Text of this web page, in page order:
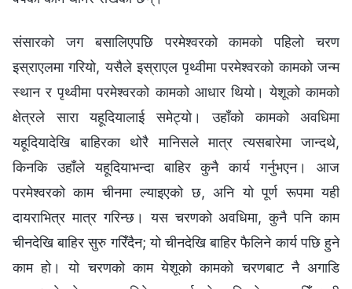
संसारको जग बसालिएपछि परमेश्‍वरको कामको पहिलो चरण
इस्राएलमा गरियो, यसैले इस्राएल पृथ्वीमा परमेश्‍वरको कामको जन्म
स्थान र पृथ्वीमा परमेश्‍वरको कामको आधार थियो। येशूको कामको
क्षेत्रले सारा यहूदियालाई समेट्यो। उहाँको कामको अवधिमा
यहूदियादेखि बाहिरका थोरै मानिसले मात्र त्यसबारेमा जान्दथे,
किनकि उहाँले यहूदियाभन्दा बाहिर कुनै कार्य गर्नुभएन। आज
परमेश्‍वरको काम चीनमा ल्याइएको छ, अनि यो पूर्ण रूपमा यही
दायराभित्र मात्र गरिन्छ। यस चरणको अवधिमा, कुनै पनि काम
चीनदेखि बाहिर सुरु गरिँदैन; यो चीनदेखि बाहिर फैलिने कार्य पछि हुने
काम हो। यो चरणको काम येशूको कामको चरणबाट नै अगाडि